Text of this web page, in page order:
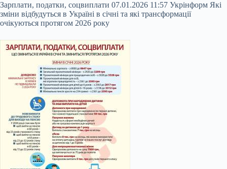
Зарплати, податки, соцвиплати 07.01.2026 11:57 Укрінформ Які
зміни відбудуться в Україні в січні та які трансформації
очікуються протягом 2026 року